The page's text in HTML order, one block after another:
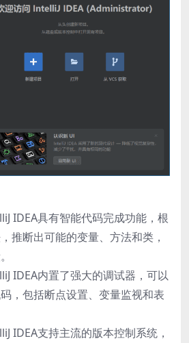
IDEA具有智能代码完成功能，根
推断出可能的变量、方法和类，
IDEA内置了强大的调试器，可以
，包括断点设置、变量监视和表
IDEA支持主流的版本控制系统，